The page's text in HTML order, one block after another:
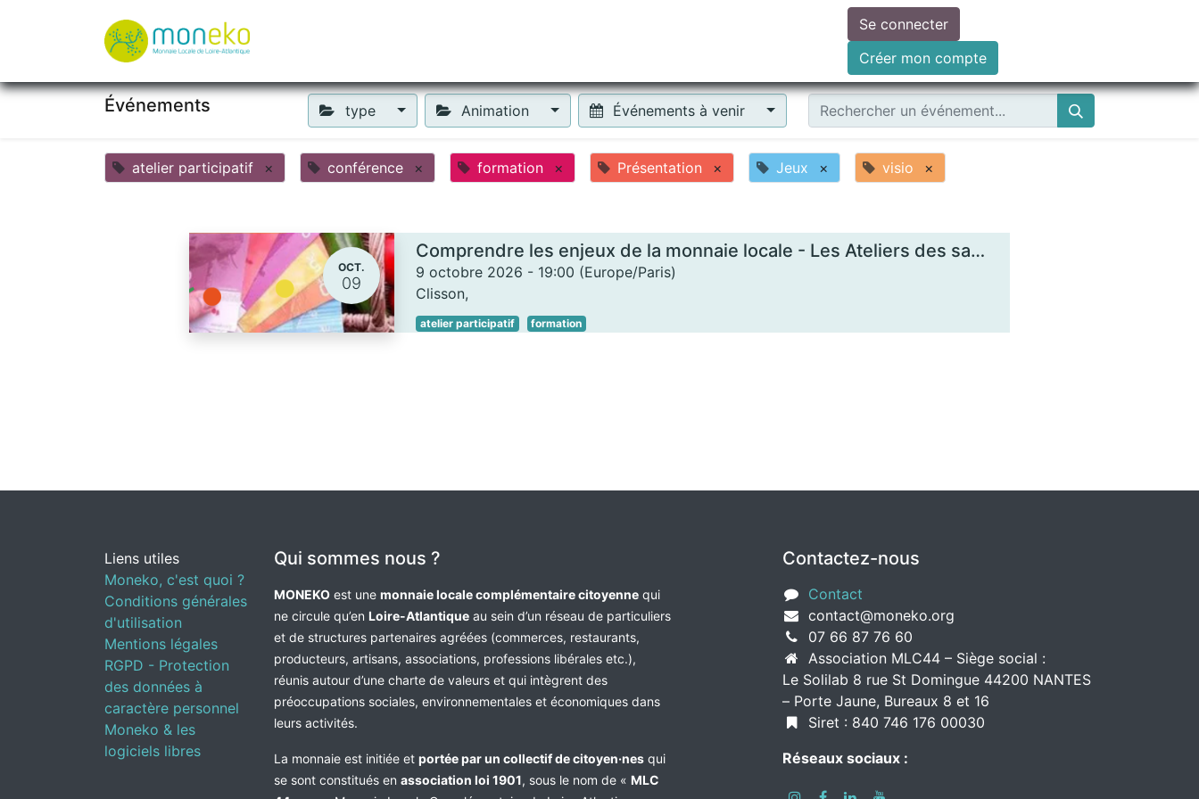
Faire un don
Se connecter
Créer mon compte
Événements type Animation Événements à venir
atelier participatif × conférence × formation × Présentation × Jeux × visio ×
OCT.
09
Comprendre les enjeux de la monnaie locale - Les Ateliers des savoirs
9 octobre 2026 - 19:00 (Europe/Paris)
Clisson,
atelier participatif formation
Liens utiles
Moneko, c'est quoi ?
Conditions générales
d'utilisation
Mentions légales
RGPD - Protection
des données à
caractère personnel
Moneko & les
logiciels libres
Qui sommes nous ?
MONEKO est une monnaie locale complémentaire citoyenne qui
ne circule qu’en Loire-Atlantique au sein d’un réseau de particuliers
et de structures partenaires agréées (commerces, restaurants,
producteurs, artisans, associations, professions libérales etc.),
réunis autour d’une charte de valeurs et qui intègrent des
préoccupations sociales, environnementales et économiques dans
leurs activités.
La monnaie est initiée et portée par un collectif de citoyen·nes qui
se sont constitués en association loi 1901, sous le nom de « MLC
Contactez-nous
Contact
contact@moneko.org
07 66 87 76 60
Association MLC44 – Siège social :
Le Solilab 8 rue St Domingue 44200 NANTES
– Porte Jaune, Bureaux 8 et 16
Siret : 840 746 176 00030
Réseaux sociaux :